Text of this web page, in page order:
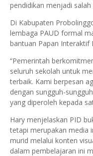
pendidikan menjadi
Di Kabupaten
lembaga PAUD formal
bantuan Papan Interaktif
“Pemerintah
seluruh sekolah untuk
terbaik. Kami berpesan
dengan sungguh-
yang diperoleh kepada
Hary menjelaskan PID
tetapi merupakan media
murid melalui konten
dalam pembelajaran ini